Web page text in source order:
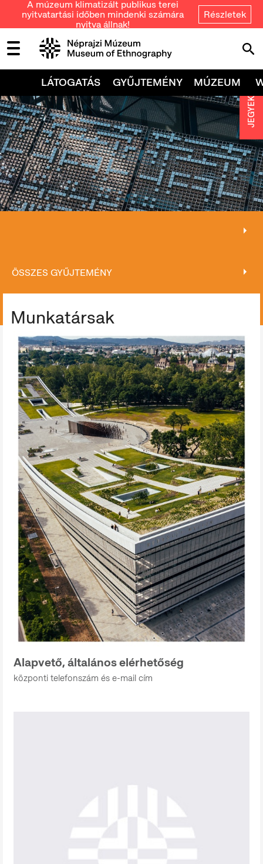
A múzeum klimatizált publikus terei
nyitvatartási időben mindenki számára
nyitva állnak!
Részletek
LÁTOGATÁS GYŰJTEMÉNY MÚZEUM
ÖSSZES GYŰJTEMÉNY
Munkatársak
Alapvető, általános elérhetőség
központi telefonszám és e-mail cím
JEGYEK